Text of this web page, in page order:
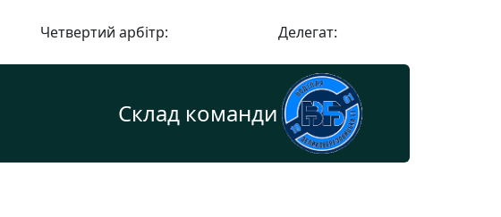
Четвертий арбітр: Делегат:
Склад команди